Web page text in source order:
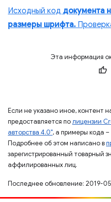
Исходный код документа
размеры шрифта.
Эта информация
Если не указано иное, контент
предоставляется полицензии
авторства 4.0", а примеры кода –
Подробнее об этом написано в
зарегистрированный товарный
аффилированных лиц.
Последнее обновление: 2019-